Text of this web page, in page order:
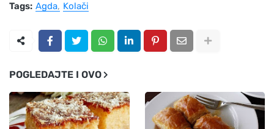
Tags: Agda Kolači
POGLEDAJTE I OVO